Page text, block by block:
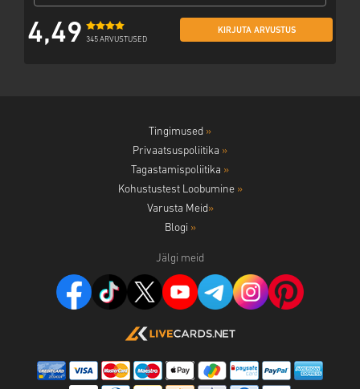
4,49 345 ARVUSTUSED
KIRJUTA ARVUSTUS
Tingimused »
Privaatsuspoliitika »
Tagastamispoliitika »
Kohustustest Loobumine »
Varusta Meid»
Blogi »
Jälgi meid